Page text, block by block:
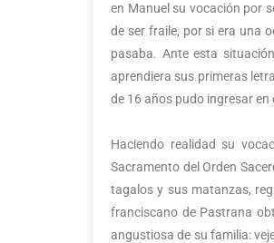
en Manuel su vocación por
de ser fraile, por si era una
pasaba. Ante esta
aprendiera sus primeras
de 16 años pudo ingresar
Haciendo realidad su
Sacramento del Orden
tagalos y sus matanzas,
franciscano de Pastrana
angustiosa de su familia: